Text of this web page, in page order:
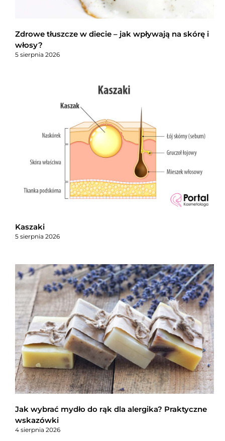
Zdrowe tłuszcze w diecie – jak wpływają na skórę i
włosy?
5 sierpnia 2026
Kaszaki
5 sierpnia 2026
Jak wybrać mydło do rąk dla alergika? Praktyczne
wskazówki
4 sierpnia 2026